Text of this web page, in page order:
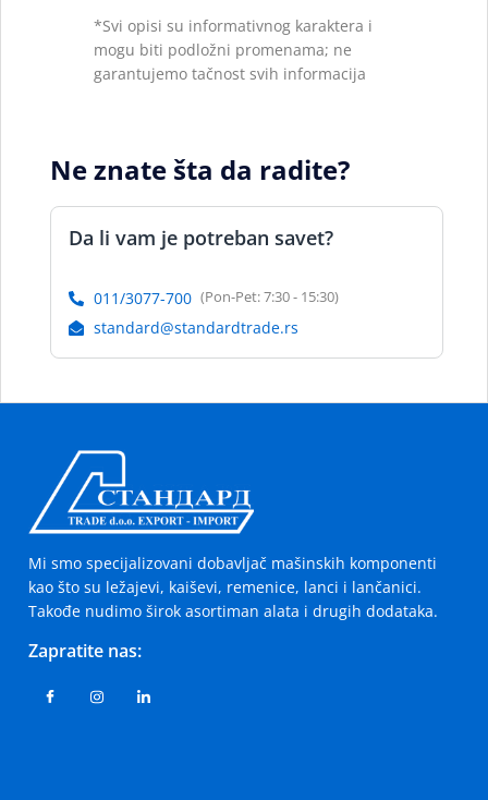
*Svi opisi su informativnog karaktera i
mogu biti podložni promenama; ne
garantujemo tačnost svih informacija
Ne znate šta da radite?
Da li vam je potreban savet?
011/3077-700 (Pon-Pet: 7:30 - 15:30)
standard@standardtrade.rs
Mi smo specijalizovani dobavljač mašinskih komponenti
kao što su ležajevi, kaiševi, remenice, lanci i lančanici.
Takođe nudimo širok asortiman alata i drugih dodataka.
Zapratite nas: